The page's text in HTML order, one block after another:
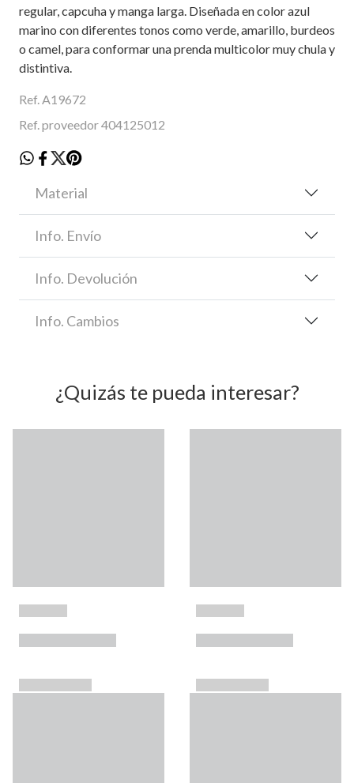
regular, capcuha y manga larga. Diseñada en color azul
marino con diferentes tonos como verde, amarillo, burdeos
o camel, para conformar una prenda multicolor muy chula y
distintiva.
Ref. A19672
Ref. proveedor 404125012
Material
Info. Envío
Info. Devolución
Info. Cambios
¿Quizás te pueda interesar?